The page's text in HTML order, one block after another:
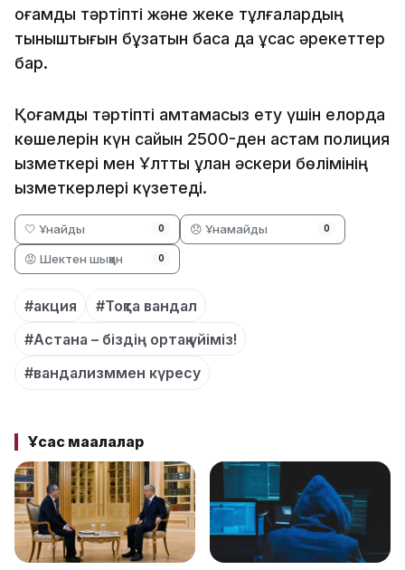
қоғамдық тәртіпті және жеке тұлғалардың
тыныштығын бұзатын басқа да ұқсас әрекеттер
бар.
Қоғамдық тәртіпті қамтамасыз ету үшін елорда
көшелерін күн сайын 2500-ден астам полиция
қызметкері мен Ұлттық ұлан әскери бөлімінің
қызметкерлері күзетеді.
🤍 Ұнайды 0 😞 Ұнамайды 0
😡 Шектен шыққан 0
#акция
#Тоқта вандал
#Астана – біздің ортақ үйіміз!
#вандализммен күресу
Ұқсас мақалалар